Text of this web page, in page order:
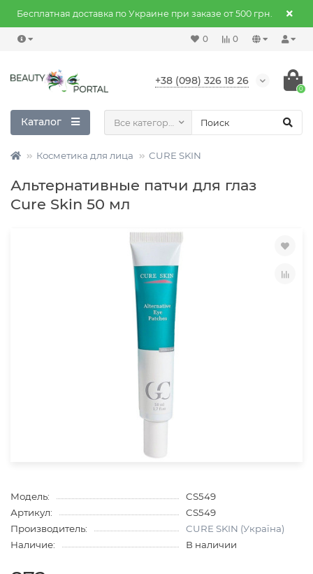
Бесплатная доставка по Украине при заказе от 500 грн.
0
0
+38 (098) 326 18 26
0
Каталог Все категории
Косметика для лица CURE SKIN
Альтернативные патчи для глаз
Cure Skin 50 мл
Модель:
CS549
Артикул:
CS549
Производитель:
CURE SKIN (Україна)
Наличие:
В наличии